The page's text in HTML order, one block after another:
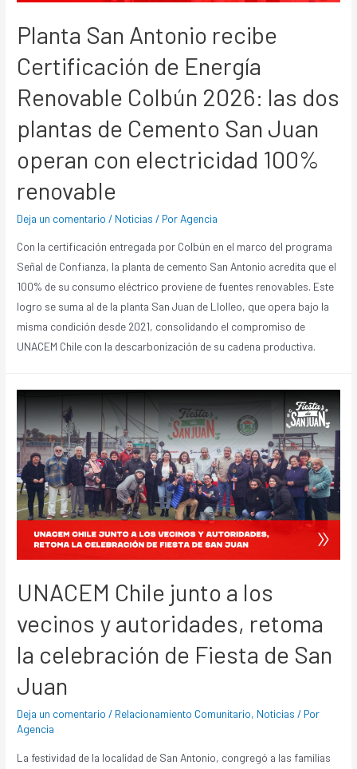
Planta San Antonio recibe
Certificación de Energía
Renovable Colbún 2026: las dos
plantas de Cemento San Juan
operan con electricidad 100%
renovable
Deja un comentario / Noticias / Por Agencia
Con la certificación entregada por Colbún en el marco del programa
Señal de Confianza, la planta de cemento San Antonio acredita que el
100% de su consumo eléctrico proviene de fuentes renovables. Este
logro se suma al de la planta San Juan de Llolleo, que opera bajo la
misma condición desde 2021, consolidando el compromiso de
UNACEM Chile con la descarbonización de su cadena productiva.
UNACEM Chile junto a los
vecinos y autoridades, retoma
la celebración de Fiesta de San
Juan
Deja un comentario / Relacionamiento Comunitario, Noticias / Por
Agencia
La festividad de la localidad de San Antonio, congregó a las familias